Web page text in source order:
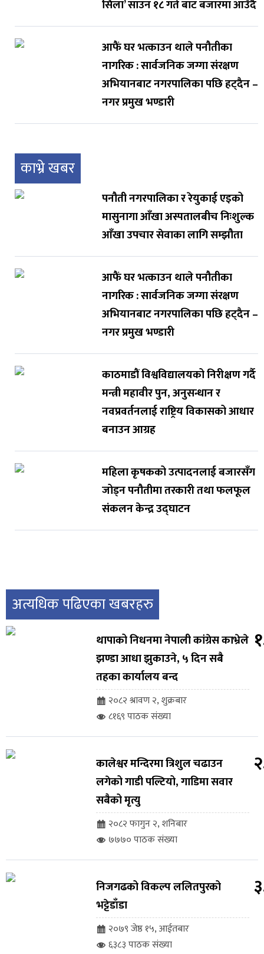
सिला’ साउन १८ गते बाट बजारमा आउँदै
आफैं घर भत्काउन थाले पनौतीका
नागरिक : सार्वजनिक जग्गा संरक्षण
अभियानबाट नगरपालिका पछि हट्दैन –
नगर प्रमुख भण्डारी
काभ्रे खबर
पनौती नगरपालिका र रेयुकाई एइको
मासुनागा आँखा अस्पतालबीच निःशुल्क
आँखा उपचार सेवाका लागि सम्झौता
आफैं घर भत्काउन थाले पनौतीका
नागरिक : सार्वजनिक जग्गा संरक्षण
अभियानबाट नगरपालिका पछि हट्दैन –
नगर प्रमुख भण्डारी
काठमाडौं विश्वविद्यालयको निरीक्षण गर्दै
मन्त्री महावीर पुन, अनुसन्धान र
नवप्रवर्तनलाई राष्ट्रिय विकासको आधार
बनाउन आग्रह
महिला कृषकको उत्पादनलाई बजारसँग
जोड्न पनौतीमा तरकारी तथा फलफूल
संकलन केन्द्र उद्घाटन
अत्यधिक पढिएका खबरहरु
थापाको निधनमा नेपाली कांग्रेस काभ्रेले
झण्डा आधा झुकाउने, ५ दिन सबै
तहका कार्यालय बन्द
२०८२ श्रावण २, शुक्रबार
८१६९ पाठक संख्या
कालेश्वर मन्दिरमा त्रिशुल चढाउन
लगेको गाडी पल्टियो, गाडिमा सवार
सबैको मृत्यु
२०८२ फागुन २, शनिबार
७७७० पाठक संख्या
निजगढको विकल्प ललितपुरको
भट्टेडाँडा
२०७९ जेष्ठ १५, आईतबार
६३८३ पाठक संख्या